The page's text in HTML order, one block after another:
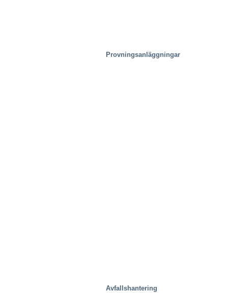
Provningsanläggningar
Avfallshantering